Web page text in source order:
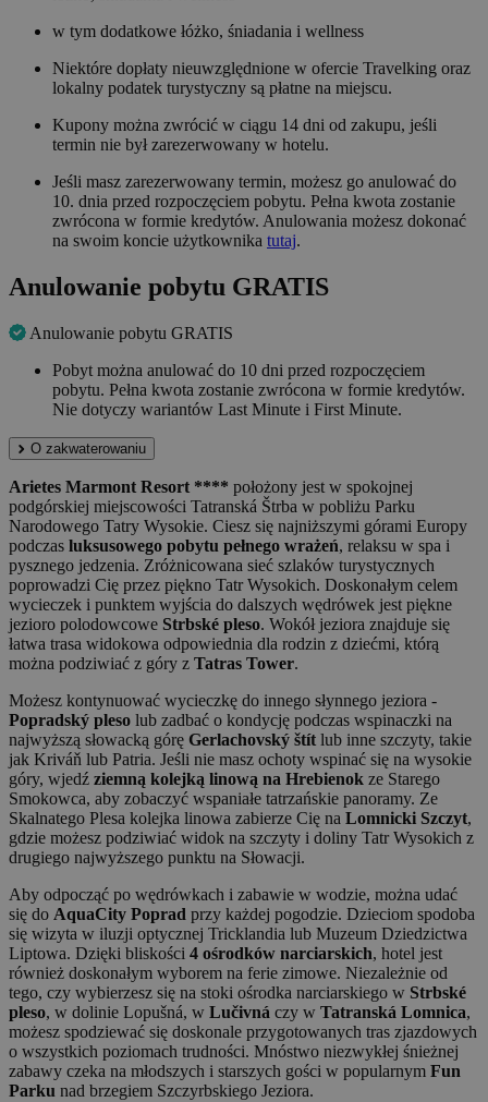
w tym dodatkowe łóżko, śniadania i wellness
Niektóre dopłaty nieuwzględnione w ofercie Travelking oraz
lokalny podatek turystyczny są płatne na miejscu.
Kupony można zwrócić w ciągu 14 dni od zakupu, jeśli
termin nie był zarezerwowany w hotelu.
Jeśli masz zarezerwowany termin, możesz go anulować do
10. dnia przed rozpoczęciem pobytu. Pełna kwota zostanie
zwrócona w formie kredytów. Anulowania możesz dokonać
na swoim koncie użytkownika tutaj.
Anulowanie pobytu GRATIS
Anulowanie pobytu GRATIS
Pobyt można anulować do 10 dni przed rozpoczęciem
pobytu. Pełna kwota zostanie zwrócona w formie kredytów.
Nie dotyczy wariantów Last Minute i First Minute.
O zakwaterowaniu
Arietes Marmont Resort **** położony jest w spokojnej
podgórskiej miejscowości Tatranská Štrba w pobliżu Parku
Narodowego Tatry Wysokie. Ciesz się najniższymi górami Europy
podczas luksusowego pobytu pełnego wrażeń, relaksu w spa i
pysznego jedzenia. Zróżnicowana sieć szlaków turystycznych
poprowadzi Cię przez piękno Tatr Wysokich. Doskonałym celem
wycieczek i punktem wyjścia do dalszych wędrówek jest piękne
jezioro polodowcowe Strbské pleso. Wokół jeziora znajduje się
łatwa trasa widokowa odpowiednia dla rodzin z dziećmi, którą
można podziwiać z góry z Tatras Tower.
Możesz kontynuować wycieczkę do innego słynnego jeziora -
Popradský pleso lub zadbać o kondycję podczas wspinaczki na
najwyższą słowacką górę Gerlachovský štít lub inne szczyty, takie
jak Kriváň lub Patria. Jeśli nie masz ochoty wspinać się na wysokie
góry, wjedź ziemną kolejką linową na Hrebienok ze Starego
Smokowca, aby zobaczyć wspaniałe tatrzańskie panoramy. Ze
Skalnatego Plesa kolejka linowa zabierze Cię na Lomnicki Szczyt,
gdzie możesz podziwiać widok na szczyty i doliny Tatr Wysokich z
drugiego najwyższego punktu na Słowacji.
Aby odpocząć po wędrówkach i zabawie w wodzie, można udać
się do AquaCity Poprad przy każdej pogodzie. Dzieciom spodoba
się wizyta w iluzji optycznej Tricklandia lub Muzeum Dziedzictwa
Liptowa. Dzięki bliskości 4 ośrodków narciarskich, hotel jest
również doskonałym wyborem na ferie zimowe. Niezależnie od
tego, czy wybierzesz się na stoki ośrodka narciarskiego w Strbské
pleso, w dolinie Lopušná, w Lučivná czy w Tatranská Lomnica,
możesz spodziewać się doskonale przygotowanych tras zjazdowych
o wszystkich poziomach trudności. Mnóstwo niezwykłej śnieżnej
zabawy czeka na młodszych i starszych gości w popularnym Fun
Parku nad brzegiem Szczyrbskiego Jeziora.